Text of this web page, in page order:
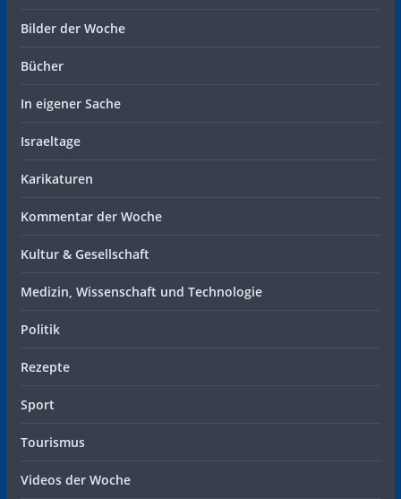
Bilder der Woche
Bücher
In eigener Sache
Israeltage
Karikaturen
Kommentar der Woche
Kultur & Gesellschaft
Medizin, Wissenschaft und Technologie
Politik
Rezepte
Sport
Tourismus
Videos der Woche